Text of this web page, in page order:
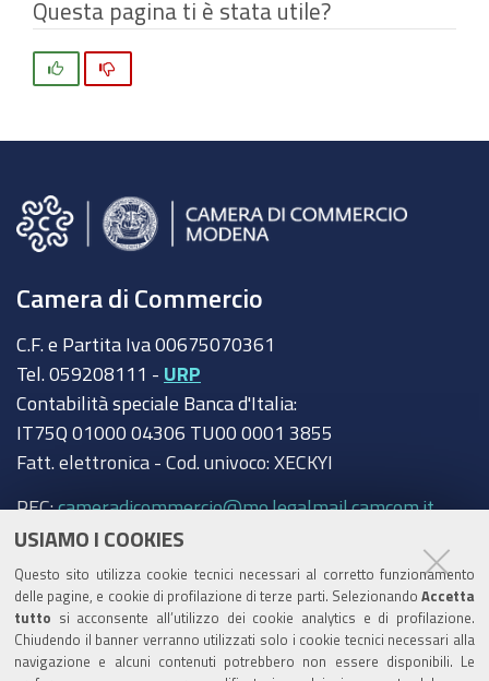
USIAMO I COOKIES
Questo sito utilizza cookie tecnici necessari al corretto funzionamento
delle pagine, e cookie di profilazione di terze parti. Selezionando Accetta
tutto si acconsente all’utilizzo dei cookie analytics e di profilazione.
Chiudendo il banner verranno utilizzati solo i cookie tecnici necessari alla
navigazione e alcuni contenuti potrebbero non essere disponibili. Le
Questa pagina ti è stata utile?
Camera di Commercio
C.F. e Partita Iva 00675070361
Tel. 059208111 - URP
Contabilità speciale Banca d'Italia:
IT75Q 01000 04306 TU00 0001 3855
Fatt. elettronica - Cod. univoco: XECKYI
PEC:cameradicommercio@mo.legalmail.camcom.it
Trasparenza
Amministrazione trasparente
Albo Camerale